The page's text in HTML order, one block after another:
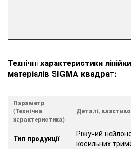
Технічні характеристики
матеріалів SIGMA квадрат:
Параметр
(Технічна
характеристика)
Деталі,
Тип продукції
Ріжучий
косильних